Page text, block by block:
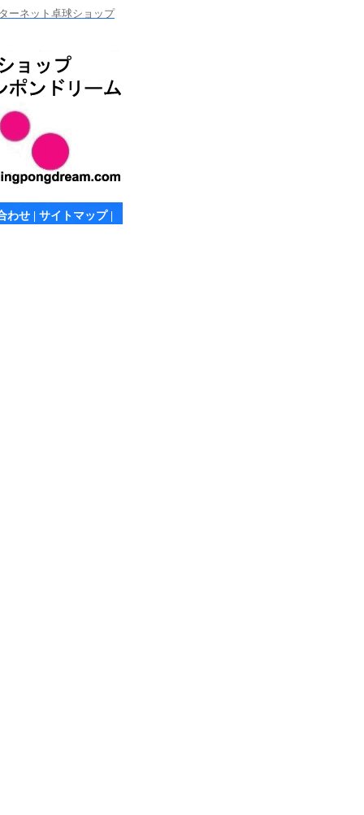
ーネット卓球ショップ
わせ サイトマップ|